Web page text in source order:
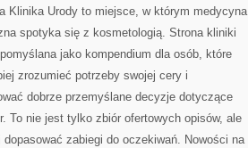
W
KARMIENIA
KARBOKSYTERAPIA
Klinika Urody to miejsce, w którym medycyna
spotyka się z kosmetologią. Strona kliniki
jako kompendium dla osób, które
zrozumieć potrzeby swojej cery i
dobrze przemyślane decyzje dotyczące
To nie jest tylko zbiór ofertowych opisów, ale
zabiegi do oczekiwań. Nowości na